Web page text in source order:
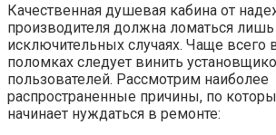
Качественная душевая кабина от
производителя должна ломаться
исключительных случаях. Чаще
поломках следует винить
пользователей. Рассмотрим наиболее
распространенные причины, по
начинает нуждаться в ремонте: